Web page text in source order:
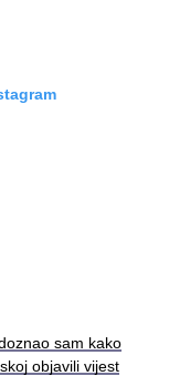
sam kako
objavili vijest